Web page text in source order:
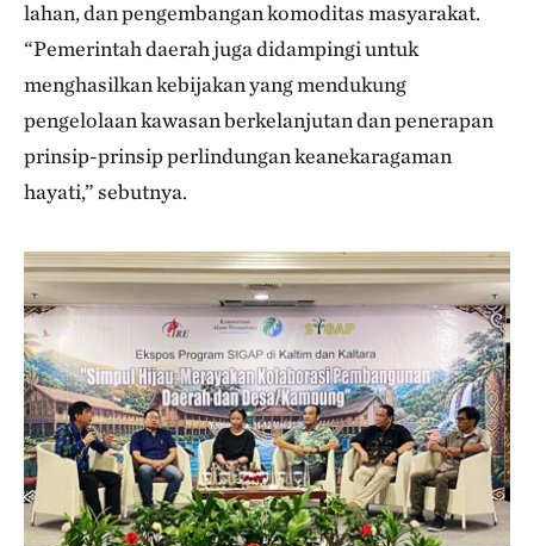
lahan, dan pengembangan komoditas masyarakat.
“Pemerintah daerah juga didampingi untuk
menghasilkan kebijakan yang mendukung
pengelolaan kawasan berkelanjutan dan penerapan
prinsip-prinsip perlindungan keanekaragaman
hayati,” sebutnya.